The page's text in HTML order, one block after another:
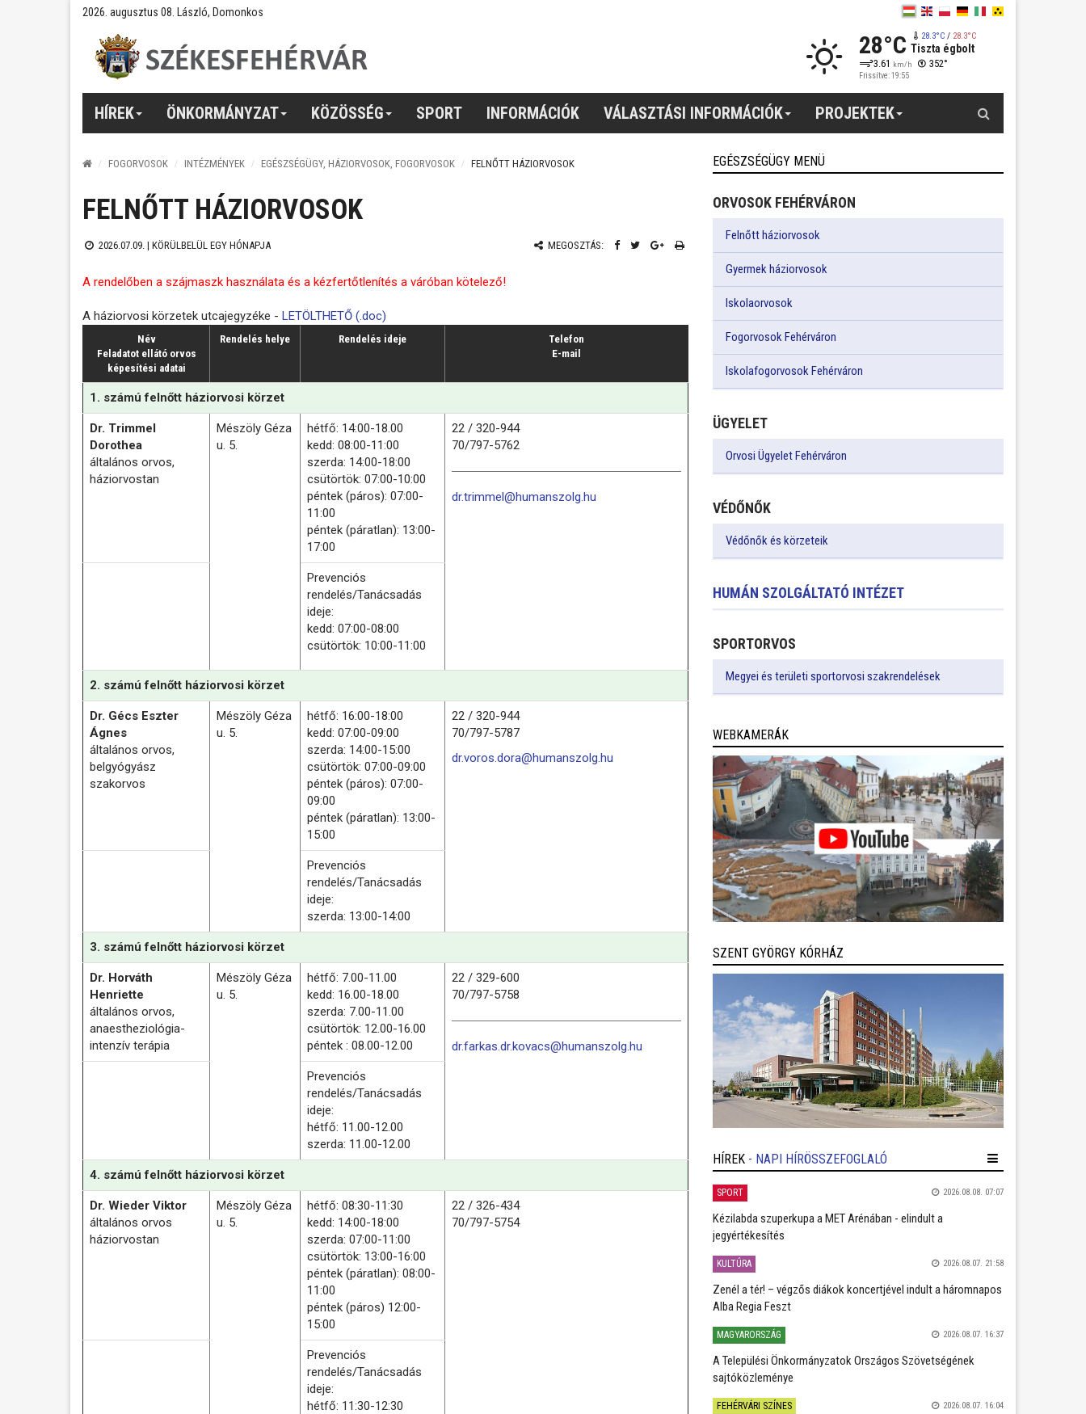
2026. augusztus 08. László, Domonkos
28°C 28.3°C/ 28.3°C
Tiszta égbolt
3.61 km/h 352°
Frissítve: 19:55
HÍREK ÖNKORMÁNYZAT KÖZÖSSÉG SPORT INFORMÁCIÓK VÁLASZTÁSI INFORMÁCIÓK PROJEKTEK
FOGORVOSOK INTÉZMÉNYEK EGÉSZSÉGÜGY, HÁZIORVOSOK, FOGORVOSOK FELNŐTT HÁZIORVOSOK
FELNŐTT HÁZIORVOSOK
2026.07.09. | KÖRÜLBELÜL EGY HÓNAPJA MEGOSZTÁS:
A rendelőben a szájmaszk használata és a kézfertőtlenítés a váróban kötelező!
A háziorvosi körzetek utcajegyzéke - LETÖLTHETŐ (.doc)
Név
Feladatot ellátó orvos
képesítési adatai
Rendelés helye Rendelés ideje
Telefon
E-mail
1. számú felnőtt háziorvosi körzet
Dr. Trimmel
Dorothea
általános orvos,
háziorvostan
Mészöly Géza
u. 5.
hétfő: 14:00-18.00
kedd: 08:00-11:00
szerda: 14:00-18:00
csütörtök: 07:00-10:00
péntek (páros): 07:00-
11:00
péntek (páratlan): 13:00-
17:00
22 / 320-944
70/797-5762
dr.trimmel@humanszolg.hu
Prevenciós
rendelés/Tanácsadás
ideje:
kedd: 07:00-08:00
csütörtök: 10:00-11:00
2. számú felnőtt háziorvosi körzet
Dr. Gécs Eszter
Ágnes
általános orvos,
belgyógyász
szakorvos
Mészöly Géza
u. 5.
hétfő: 16:00-18:00
kedd: 07:00-09:00
szerda: 14:00-15:00
csütörtök: 07:00-09:00
péntek (páros): 07:00-
09:00
péntek (páratlan): 13:00-
15:00
22 / 320-944
70/797-5787
dr.voros.dora@humanszolg.hu
Prevenciós
rendelés/Tanácsadás
ideje:
szerda: 13:00-14:00
3. számú felnőtt háziorvosi körzet
Dr. Horváth
Henriette
általános orvos,
anaestheziológia-
intenzív terápia
Mészöly Géza
u. 5.
hétfő: 7.00-11.00
kedd: 16.00-18.00
szerda: 7.00-11.00
csütörtök: 12.00-16.00
péntek : 08.00-12.00
22 / 329-600
70/797-5758
dr.farkas.dr.kovacs@humanszolg.hu
Prevenciós
rendelés/Tanácsadás
ideje:
hétfő: 11.00-12.00
szerda: 11.00-12.00
4. számú felnőtt háziorvosi körzet
Dr. Wieder Viktor
általános orvos
háziorvostan
Mészöly Géza
u. 5.
hétfő: 08:30-11:30
kedd: 14:00-18:00
szerda: 07:00-11:00
csütörtök: 13:00-16:00
péntek (páratlan): 08:00-
11:00
péntek (páros) 12:00-
15:00
22 / 326-434
70/797-5754
Prevenciós
rendelés/Tanácsadás
ideje:
hétfő: 11:30-12:30
EGÉSZSÉGÜGY MENÜ
ORVOSOK FEHÉRVÁRON
Felnőtt háziorvosok
Gyermek háziorvosok
Iskolaorvosok
Fogorvosok Fehérváron
Iskolafogorvosok Fehérváron
ÜGYELET
Orvosi Ügyelet Fehérváron
VÉDŐNŐK
Védőnők és körzeteik
HUMÁN SZOLGÁLTATÓ INTÉZET
SPORTORVOS
Megyei és területi sportorvosi szakrendelések
WEBKAMERÁK
SZENT GYÖRGY KÓRHÁZ
HÍREK - NAPI HÍRÖSSZEFOGLALÓ
SPORT 2026.08.08. 07:07
Kézilabda szuperkupa a MET Arénában - elindult a
jegyértékesítés
KULTÚRA 2026.08.07. 21:58
Zenél a tér! – végzős diákok koncertjével indult a háromnapos
Alba Regia Feszt
MAGYARORSZÁG 2026.08.07. 16:37
A Települési Önkormányzatok Országos Szövetségének
sajtóközleménye
FEHÉRVÁRI SZÍNES 2026.08.07. 16:04